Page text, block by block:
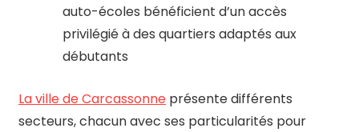
auto-écoles bénéficient d’un accès
privilégié à des quartiers adaptés aux
débutants
La ville de Carcassonne présente différents
secteurs, chacun avec ses particularités pour